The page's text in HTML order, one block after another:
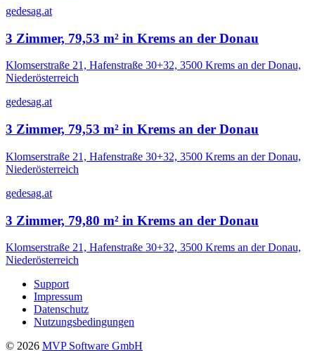
gedesag.at
3 Zimmer, 79,53 m² in Krems an der Donau
Klomserstraße 21, Hafenstraße 30+32, 3500 Krems an der Donau,
Niederösterreich
gedesag.at
3 Zimmer, 79,53 m² in Krems an der Donau
Klomserstraße 21, Hafenstraße 30+32, 3500 Krems an der Donau,
Niederösterreich
gedesag.at
3 Zimmer, 79,80 m² in Krems an der Donau
Klomserstraße 21, Hafenstraße 30+32, 3500 Krems an der Donau,
Niederösterreich
Support
Impressum
Datenschutz
Nutzungsbedingungen
© 2026 MVP Software GmbH